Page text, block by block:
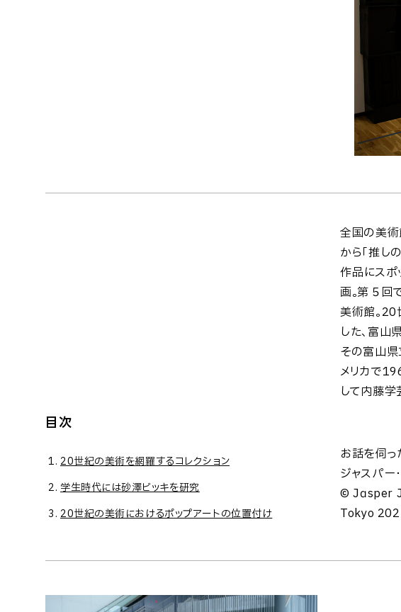
全国の美術
から「推し
作品にスポ
画。第５回
美術館。
した、富山
その富山
メリカで
して内藤学
お話を伺っ
ジャスパー
© Jasper
Tokyo
目次
20世紀の美術を網羅するコレクション
学生時代には砂澤ビッキを研究
20世紀の美術におけるポップアートの位置付け